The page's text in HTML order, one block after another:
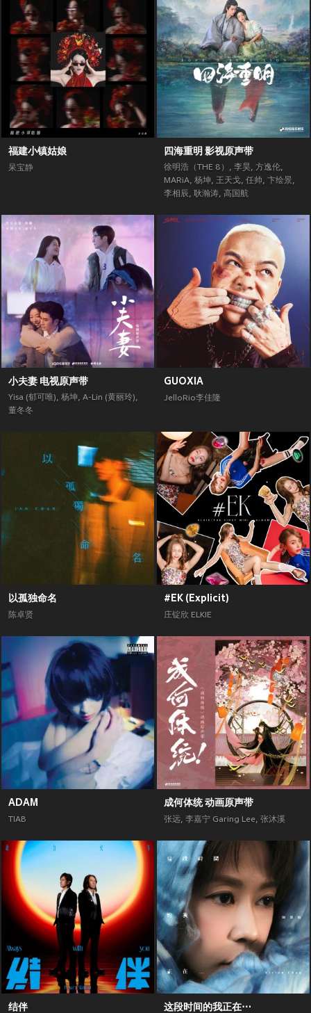
福建小镇姑娘
呆宝静
四海重明 影视原声带
徐明浩（THE 8） , 李昊, 方逸伦,
MARiA, 杨坤, 王天戈, 任帅, 卞绘景,
李相辰, 耿瀚涛, 高国航
小夫妻 电视原声带
Yisa (郁可唯), 杨坤, A-Lin (黄丽玲),
董冬冬
GUOXIA
JelloRio李佳隆
以孤独命名
陈卓贤
#EK (Explicit)
庄锭欣 ELKIE
ADAM
TIAB
成何体统 动画原声带
张远, 李嘉宁 Garing Lee, 张沐溪
结伴 这段时间的我正在⋯